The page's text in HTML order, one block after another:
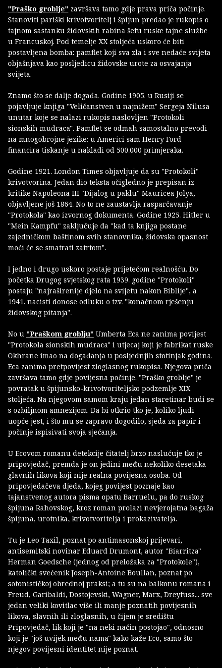
"Praško groblje" završava tamo gdje prava priča počinje.
Stanoviti pariški krivotvoritelj i špijun predao je rukopis o
tajnom sastanku židovskih rabina šefu ruske tajne službe
u Francuskoj. Pod temelje XX stoljeća uskoro će biti
postavljena bomba: pamflet koji sva zla i sve nedaće svijeta
objašnjava kao posljedicu židovske urote za osvajanja
svijeta.
Znamo što se dalje događa. Godine 1905. u Rusiji se
pojavljuje knjiga "Veličanstven u najnižem" Sergeja Nilusa
unutar koje se nalazi rukopis naslovljen "Protokoli
sionskih mudraca". Pamflet se odmah samostalno prevodi
na mnogobrojne jezike: u Americi sam Henry Ford
financira tiskanje u nakladi od 500.000 primjeraka.
Godine 1921. London Times objavljuje da su "Protokoli"
krivotvorina. Jedan dio teksta očigledno je prepisan iz
kritike Napoleona III "Dijalog u paklu" Mauricea Jolya,
objavljene još 1864. No to ne zaustavlja rasparčavanje
"Protokola" kao izvornog dokumenta. Godine 1925. Hitler u
"Mein Kampfu" zaključuje da "kad ta knjiga postane
zajedničkom baštinom svih stanovnika, židovska opasnost
moći će se smatrati zatrtom".
I jedno i drugo uskoro postaje prijetećom realnošću. Do
početka Drugog svjetskog rata 1939. godine "Protokoli"
postaju "najraširenije djelo na svijetu nakon Biblije", a
1941. nacisti donose odluku o tzv. "konačnom rješenju
židovskog pitanja".
No u "Praškom groblju" Umberta Eca ne zanima povijest
"Protokola sionskih mudraca" i utjecaj koji je fabrikat ruske
Okhrane imao na događanja u posljednjih stotinjak godina.
Eca zanima pretpovijest zloglasnog rukopisa. Njegova priča
završava tamo gdje povijesna počinje. "Praško groblje" je
povratak u špijunsko-krivotvoriteljsko podzemlje XIX
stoljeća. Na njegovom samom kraju jedan staretinar budi se
s ozbiljnom amnezijom. Da bi otkrio tko je, koliko ljudi
uopće jest, i što mu se zapravo dogodilo, sjeda za papir i
počinje ispisivati svoja sjećanja.
U Ecovom romanu detekcije čitatelj brzo naslućuje tko je
pripovjedač, premda je on jedini među nekoliko desetaka
glavnih likova koji nije realna povijesna osoba. Od
pripovjedačeva djeda, kojeg povijest poznaje kao
tajanstvenog autora pisma opatu Barruelu, pa do ruskog
špijuna Rahovskog, kroz roman prolazi nevjerojatna bagaža
špijuna, urotnika, krivotvoritelja i prokazivatelja.
Tu je Leo Taxil, poznat po antimasonskoj prijevari,
antisemitski novinar Eduard Drumont, autor "Biarritza"
Herman Goedsche (jednog od preložaka za "Protokole"),
katolički svećenik Joseph-Antoine Boullan, poznat po
sotonističkoj obrednoj praksi; a tu su na balkonu romana i
Freud, Garibaldi, Dostojevski, Wagner, Marx, Dreyfuss... sve
jedan veliki kovitlac više ili manje poznatih povijesnih
likova, slavnih ili zloglasnih, u čijem je središtu
Pripovjedač, lik koji je "na neki način postojao", odnosno
koji je "još uvijek među nama" kako kaže Eco, samo što
njegov povijesni identitet nije poznat.